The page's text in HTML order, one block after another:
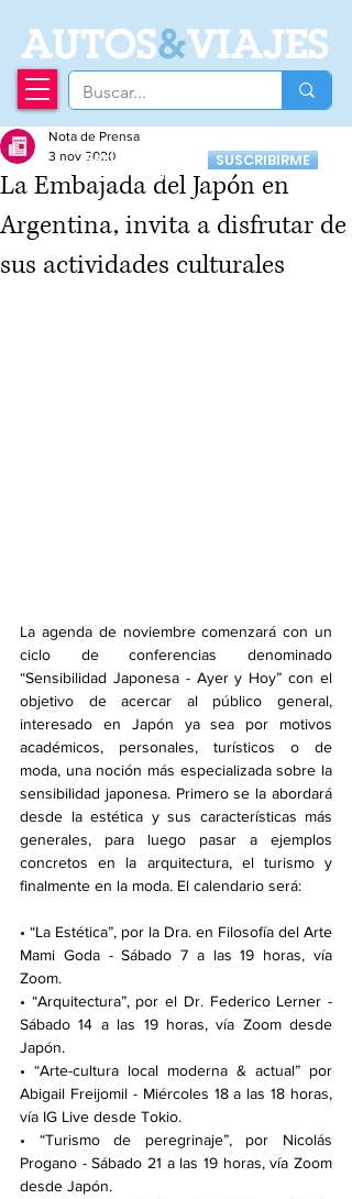
AUTOS&VIAJES
Recibí nuestro
Newsletter
SUSCRIBIRME
La Embajada del Japón en
Argentina, invita a disfrutar de
sus actividades culturales
Nota de Prensa
3 nov 2020
La agenda de noviembre comenzará con un
ciclo de conferencias denominado
“Sensibilidad Japonesa - Ayer y Hoy” con el
objetivo de acercar al público general,
interesado en Japón ya sea por motivos
académicos, personales, turísticos o de
moda, una noción más especializada sobre la
sensibilidad japonesa. Primero se la abordará
desde la estética y sus características más
generales, para luego pasar a ejemplos
concretos en la arquitectura, el turismo y
finalmente en la moda. El calendario será:
• “La Estética”, por la Dra. en Filosofía del Arte
Mami Goda - Sábado 7 a las 19 horas, vía
Zoom.
• “Arquitectura”, por el Dr. Federico Lerner -
Sábado 14 a las 19 horas, vía Zoom desde
Japón.
• “Arte-cultura local moderna & actual” por
Abigail Freijomil - Miércoles 18 a las 18 horas,
vía IG Live desde Tokio.
• “Turismo de peregrinaje”, por Nicolás
Progano - Sábado 21 a las 19 horas, vía Zoom
desde Japón.